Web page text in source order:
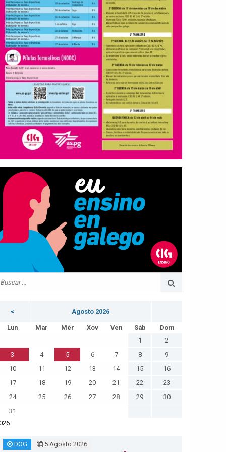
< Agosto 2026
Lun Mar Mér Xov Ven Sáb
Dom
1
2
3
4 5 6 7 8
9
10
11 12 13 14 15
16
17
18 19 20 21 22
23
24
25 26 27 28 29
30
31
DOG
5 Agosto 2026